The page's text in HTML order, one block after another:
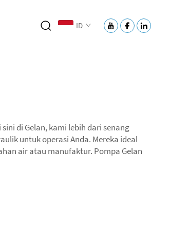
ID
di Gelan, kami lebih dari senang
untuk operasi Anda. Mereka ideal
air atau manufaktur. Pompa Gelan